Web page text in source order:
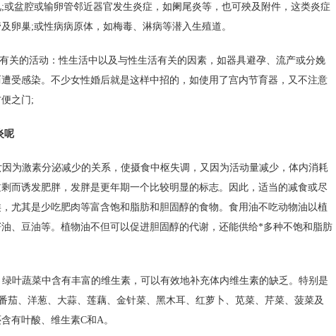
盆腔或输卵管邻近器官发生炎症，如阑尾炎等，也可殃及附件，这类炎症
卵巢;或性病病原体，如梅毒、淋病等潜入生殖道。
关的活动：性生活中以及与性生活有关的因素，如器具避孕、流产或分娩
受感染。不少女性婚后就是这样中招的，如使用了宫内节育器，又不注意
之门;
呢
为激素分泌减少的关系，使摄食中枢失调，又因为活动量减少，体内消耗
而诱发肥胖，发胖是更年期一个比较明显的标志。因此，适当的减食或尽
尤其是少吃肥肉等富含饱和脂肪和胆固醇的食物。食用油不吃动物油以植
、豆油等。植物油不但可以促进胆固醇的代谢，还能供给*多种不饱和脂肪
叶蔬菜中含有丰富的维生素，可以有效地补充体内维生素的缺乏。特别是
茄、洋葱、大蒜、莲藕、金针菜、黑木耳、红萝卜、苋菜、芹菜、菠菜及
有叶酸、维生素C和A。